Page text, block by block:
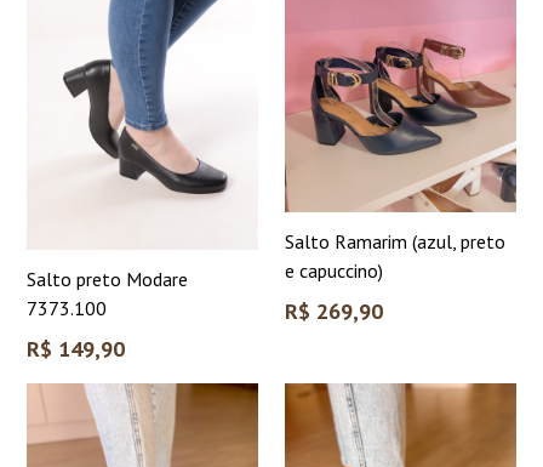
Salto preto Modare
7373.100
Preço
R$ 149,90
Salto Ramarim (azul, preto
e capuccino)
Preço
R$ 269,90